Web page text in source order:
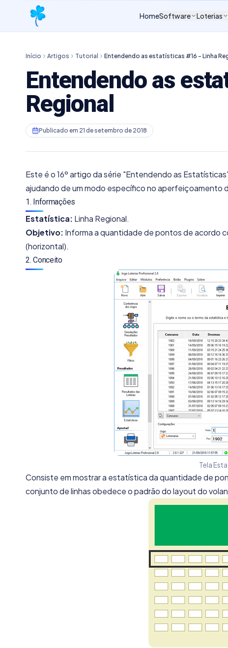
HomeSoftware Loterias
Início Artigos Tutorial Entendendo as estatísticas #16 - Linha
Entendendo as
Regional
Publicado em 21 de setembro de 2018
Este é o 16º artigo da série "Entendendo as
ajudando de um modo específico no aperfeiçoamento
1. Informações
Estatística: Linha Regional.
Objetivo: Informa a quantidade de pontos de acordo
(horizontal).
2. Conceito
Tela
Consiste em mostrar a estatística da quantidade de
conjunto de linhas obedece o padrão do layout do